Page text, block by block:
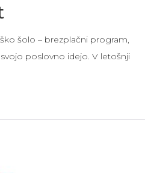
šolo – brezplačni program,
poslovno idejo. V letošnji